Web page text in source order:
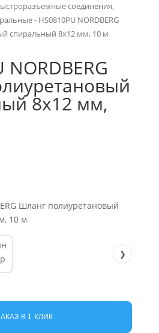
соединения,
- HS0810PU NORDBERG
спиральный 8х12 мм, 10 м
NORDBERG
8х12 мм,
❯
В 1 КЛИК